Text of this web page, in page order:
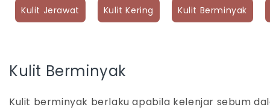
Kulit Jerawat Kulit Kering Kulit Berminyak
Kulit Berminyak
Kulit berminyak berlaku apabila kelenjar sebum